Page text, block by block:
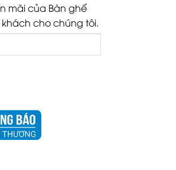
mãi của Bàn ghế
cho chúng tôi.